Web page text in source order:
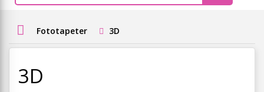
Fototapeter 3D
3D